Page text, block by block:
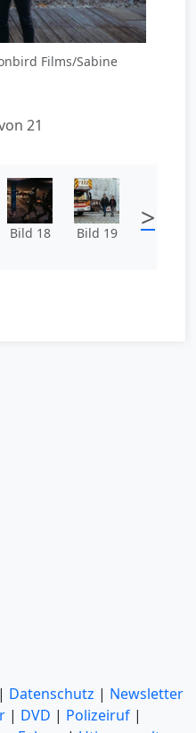
Films/Sabine
21
Bild 18 Bild 19 >
| Datenschutz | Newsletter
| DVD | Polizeiruf |